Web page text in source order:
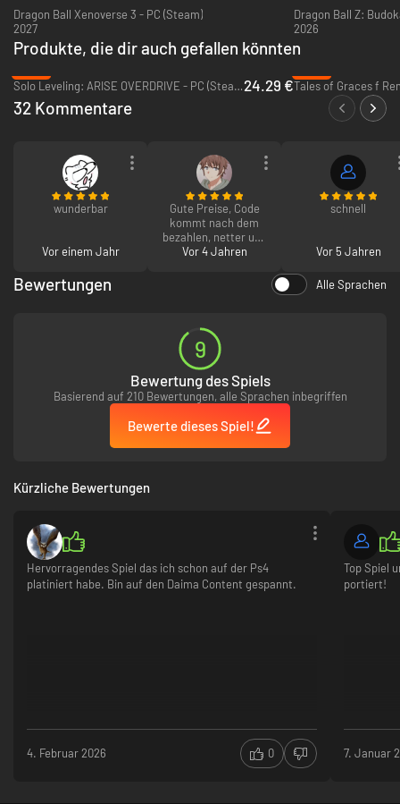
Dragon Ball Xenoverse 3 - PC (Steam)
2027
Dragon Ball Z:
2026
Produkte, die dir auch gefallen könnten
Solo Leveling: ARISE OVERDRIVE - PC (Steam)24.29 €Tales of Graces f
32 Kommentare
wunderbar
Vor einem Jahr
Gute Preise, Code
kommt nach dem
bezahlen, netter und
schneller Support,
Vor 4 Jahren
schnell
Vor 5 Jahren
Bewertungen Alle Sprachen
9
Bewertung des Spiels
Basierend auf 210 Bewertungen, alle Sprachen inbegriffen
Bewerte dieses Spiel!
Kürzliche Bewertungen
Hervorragendes Spiel das ich schon auf der Ps4
platiniert habe. Bin auf den Daima Content gespannt.
4. Februar 2026 0
Top Spiel
portiert!
7. Januar